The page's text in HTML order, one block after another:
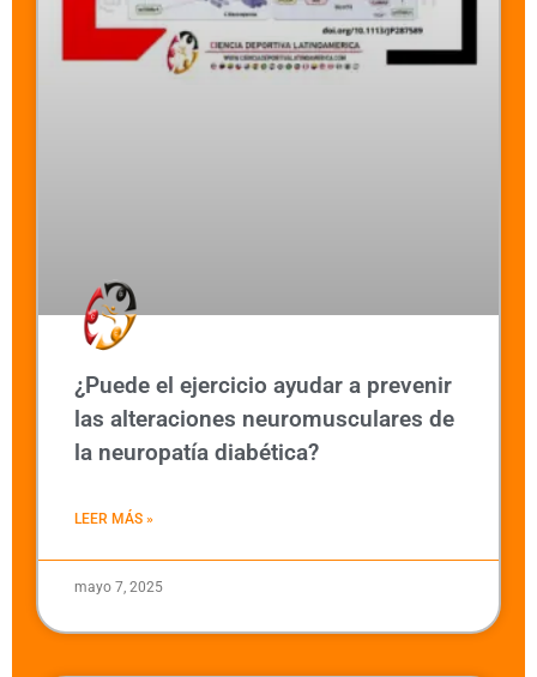
¿Puede el ejercicio ayudar a prevenir
las alteraciones neuromusculares de
la neuropatía diabética?
LEER MÁS »
mayo 7, 2025